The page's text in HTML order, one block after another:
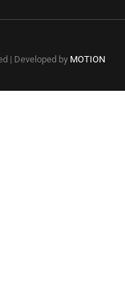
| Developed by MOTION